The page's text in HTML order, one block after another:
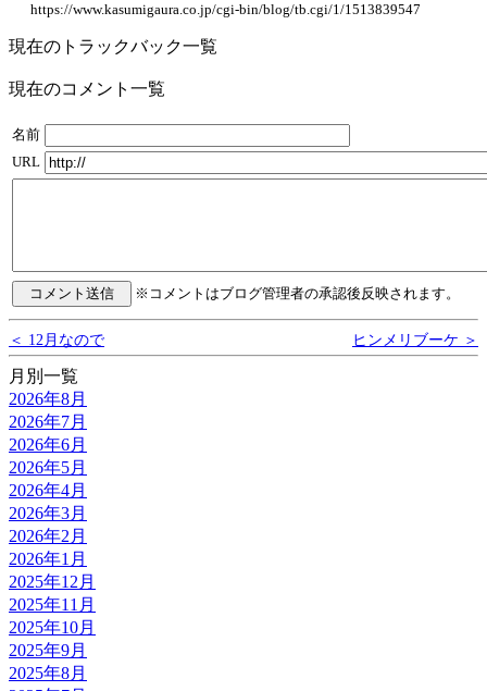
https://www.kasumigaura.co.jp/cgi-bin/blog/tb.cgi/1/1513839547
現在のトラックバック一覧
現在のコメント一覧
名前
URL
※コメントはブログ管理者の承認後反映されます。
＜ 12月なので ヒンメリブーケ ＞
月別一覧
2026年8月
2026年7月
2026年6月
2026年5月
2026年4月
2026年3月
2026年2月
2026年1月
2025年12月
2025年11月
2025年10月
2025年9月
2025年8月